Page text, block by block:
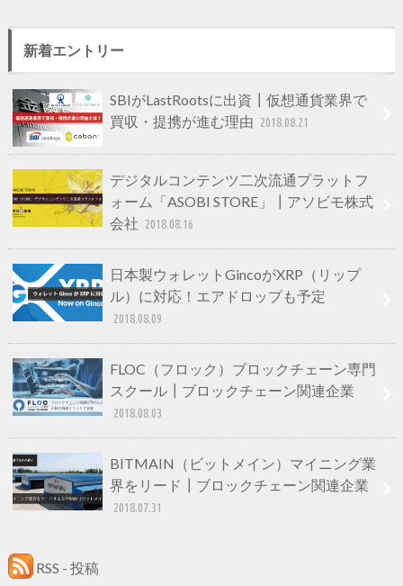
新着エントリー
SBIがLastRootsに出資┃仮想通貨業界で
買収・提携が進む理由 2018.08.21
デジタルコンテンツ二次流通プラットフ
ォーム「ASOBI STORE」┃アソビモ株式
会社 2018.08.16
日本製ウォレットGincoがXRP（リップ
ル）に対応！エアドロップも予定
2018.08.09
FLOC（フロック）ブロックチェーン専門
スクール┃ブロックチェーン関連企業
2018.08.03
BITMAIN（ビットメイン）マイニング業
界をリード┃ブロックチェーン関連企業
2018.07.31
RSS - 投稿